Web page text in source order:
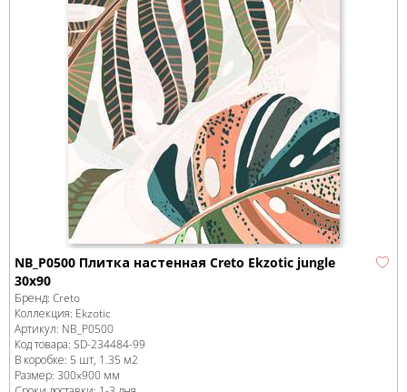
NB_P0500 Плитка настенная Creto Ekzotic jungle
30х90
Бренд: Creto
Коллекция: Ekzotic
Артикул: NB_P0500
Код товара: SD-234484-99
В коробке: 5 шт, 1.35 м2
Размер: 300x900 мм